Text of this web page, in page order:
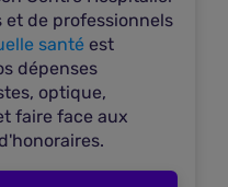
et de professionnels
santé est
dépenses
optique,
faire face aux